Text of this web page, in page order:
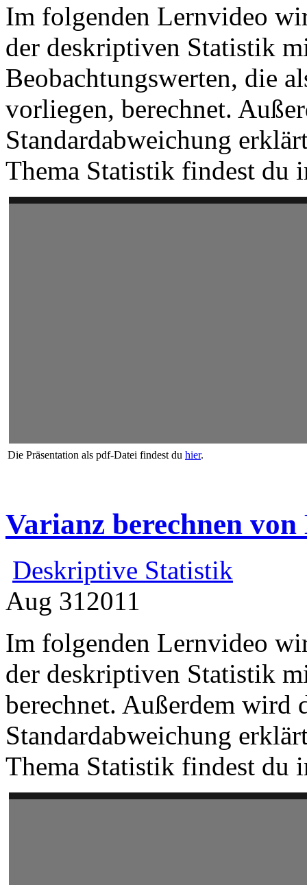
Im folgenden Lernvideo
der deskriptiven Statistik
Beobachtungswerten, die
vorliegen, berechnet.
Standardabweichung
Thema Statistik findest du
Die Präsentation als pdf-Datei findest du hier.
Varianz berechnen
Deskriptive Statistik
Aug 312011
Im folgenden Lernvideo
der deskriptiven Statistik
berechnet. Außerdem wird
Standardabweichung
Thema Statistik findest du